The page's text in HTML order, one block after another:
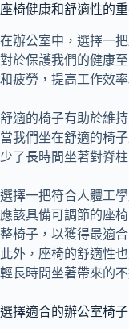
座椅健康和舒適性的
在辦公室中，選擇一
對於保護我們的健康
和疲勞，提高工作效
舒適的椅子有助於維
當我們坐在舒適的椅
少了長時間坐著對脊柱
選擇一把符合人體工
應該具備可調節的座
整椅子，以獲得最適
此外，座椅的舒適性
輕長時間坐著帶來的
選擇適合的辦公室椅子